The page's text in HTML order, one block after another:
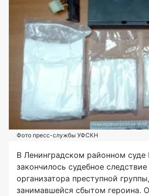
Фото пресс-службы УФСКН
В Ленинградском районном суде
закончилось судебное
организатора преступной группы,
занимавшейся сбытом героина.